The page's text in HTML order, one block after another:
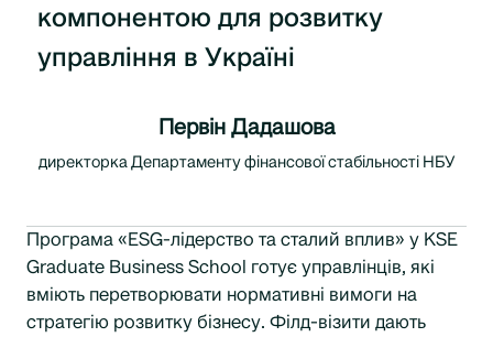
компонентою для розвитку
управління в Україні
Первін Дадашова
директорка Департаменту фінансової стабільності НБУ
Програма «ESG-лідерство та сталий вплив» у KSE
Graduate Business School готує управлінців, які
вміють перетворювати нормативні вимоги на
стратегію розвитку бізнесу. Філд-візити дають